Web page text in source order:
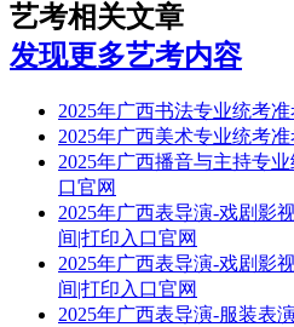
艺考相关文章
发现更多艺考内容
2025年广西书法专业统考
2025年广西美术专业统考
2025年广西播音与主持专
口官网
2025年广西表导演-戏剧影
间|打印入口官网
2025年广西表导演-戏剧影
间|打印入口官网
2025年广西表导演-服装表